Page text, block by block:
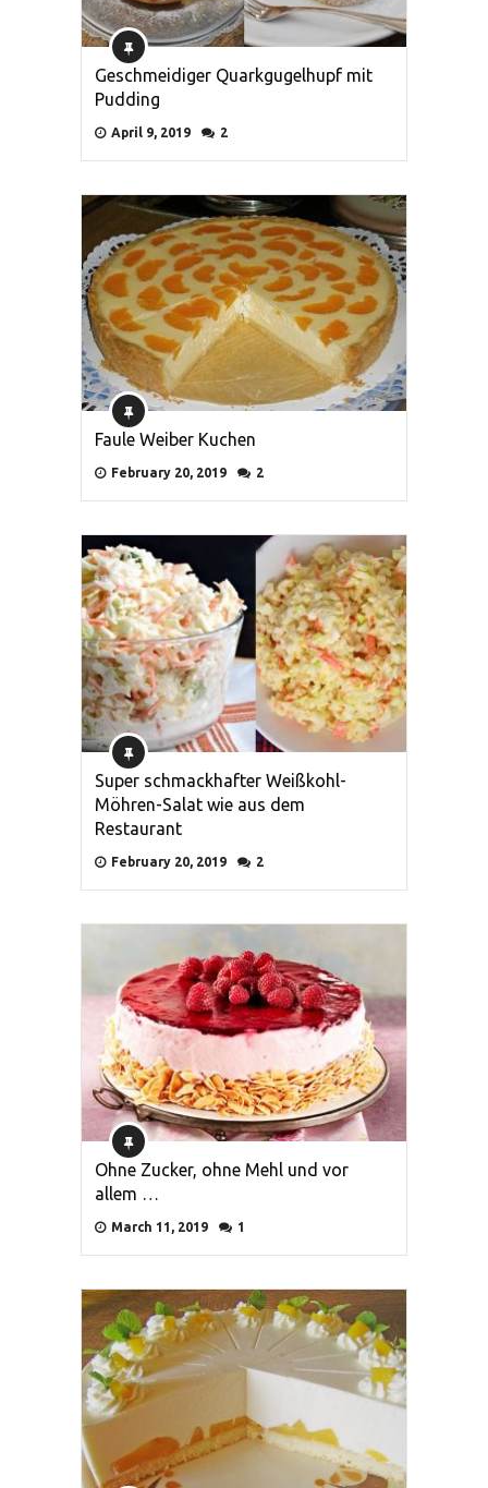
Geschmeidiger Quarkgugelhupf mit
Pudding
April 9, 2019 2
Faule Weiber Kuchen
February 20, 2019 2
Super schmackhafter Weißkohl-
Möhren-Salat wie aus dem
Restaurant
February 20, 2019 2
Ohne Zucker, ohne Mehl und vor
allem …
March 11, 2019 1